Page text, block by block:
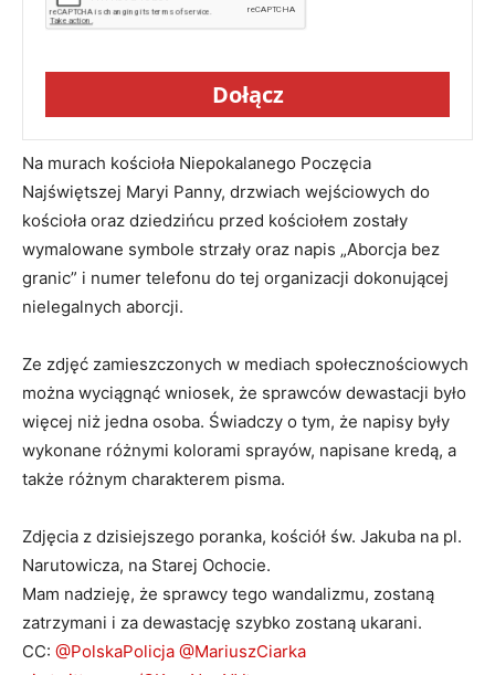
Dołącz
Na murach kościoła Niepokalanego Poczęcia
Najświętszej Maryi Panny, drzwiach wejściowych do
kościoła oraz dziedzińcu przed kościołem zostały
wymalowane symbole strzały oraz napis „Aborcja bez
granic” i numer telefonu do tej organizacji dokonującej
nielegalnych aborcji.
Ze zdjęć zamieszczonych w mediach społecznościowych
można wyciągnąć wniosek, że sprawców dewastacji było
więcej niż jedna osoba. Świadczy o tym, że napisy były
wykonane różnymi kolorami sprayów, napisane kredą, a
także różnym charakterem pisma.
Zdjęcia z dzisiejszego poranka, kościół św. Jakuba na pl.
Narutowicza, na Starej Ochocie.
Mam nadzieję, że sprawcy tego wandalizmu, zostaną
zatrzymani i za dewastację szybko zostaną ukarani.
CC: @PolskaPolicja @MariuszCiarka